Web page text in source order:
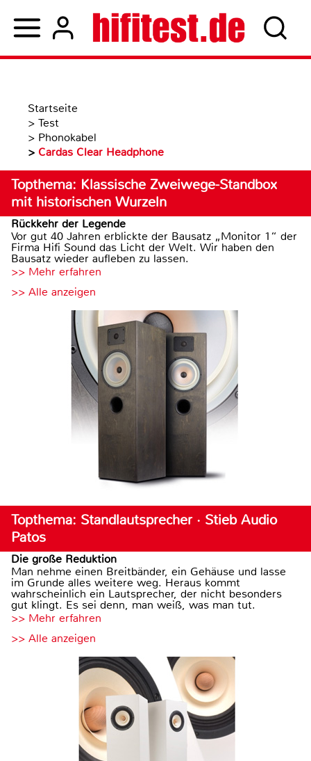
Startseite
> Test
> Phonokabel
> Cardas Clear Headphone
Topthema: Klassische Zweiwege-Standbox
mit historischen Wurzeln
Rückkehr der Legende
Vor gut 40 Jahren erblickte der Bausatz „Monitor 1“ der
Firma Hifi Sound das Licht der Welt. Wir haben den
Bausatz wieder aufleben zu lassen.
>> Mehr erfahren
>> Alle anzeigen
Topthema: Standlautsprecher · Stieb Audio
Patos
Die große Reduktion
Man nehme einen Breitbänder, ein Gehäuse und lasse
im Grunde alles weitere weg. Heraus kommt
wahrscheinlich ein Lautsprecher, der nicht besonders
gut klingt. Es sei denn, man weiß, was man tut.
>> Mehr erfahren
>> Alle anzeigen